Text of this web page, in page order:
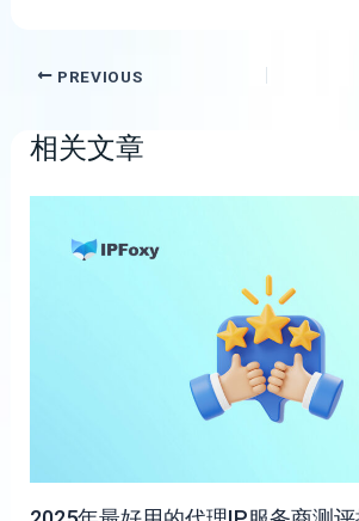
PREVIOUS
相关文章